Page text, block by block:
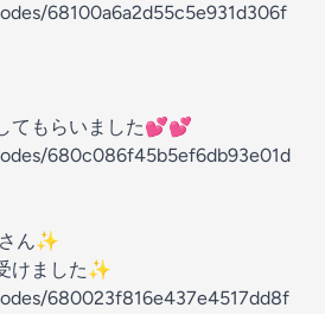
68100a6a2d55c5e931d306f
てもらいました💕💕
680c086f45b5ef6db93e01d
ん✨
けました✨
680023f816e437e4517dd8f